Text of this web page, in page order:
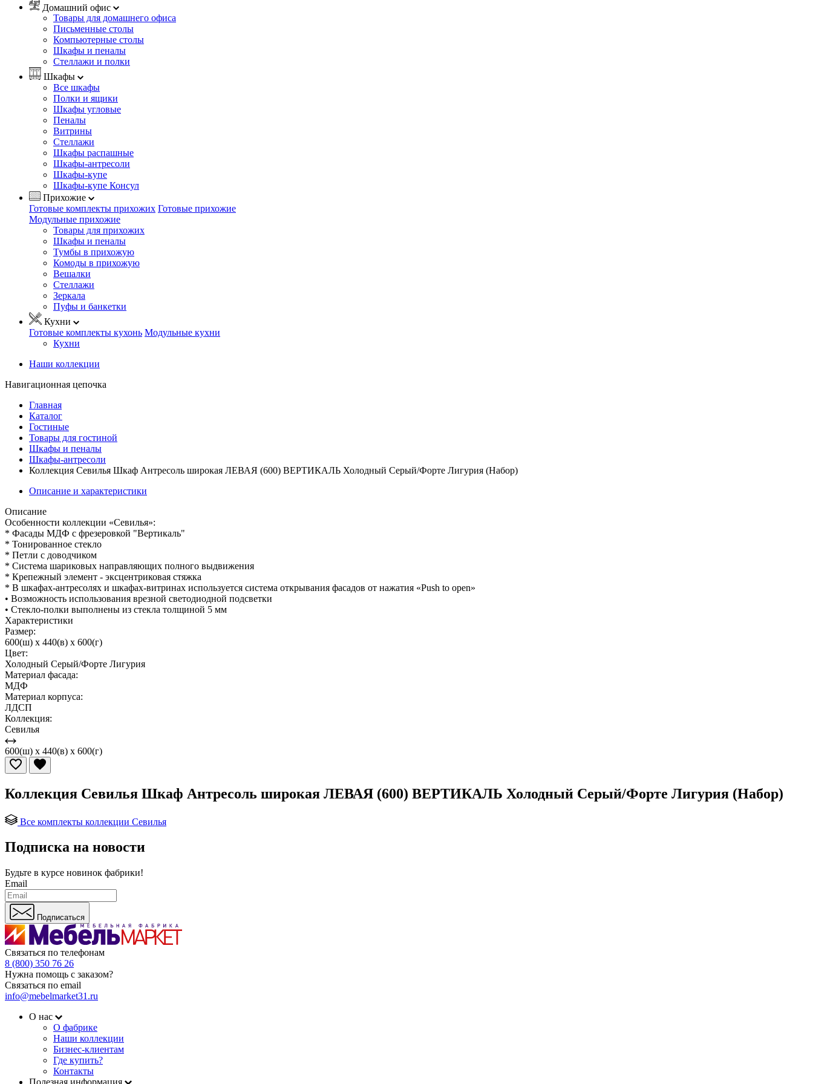
Домашний офис
Товары для домашнего офиса
Письменные столы
Компьютерные столы
Шкафы и пеналы
Стеллажи и полки
Шкафы
Все шкафы
Полки и ящики
Шкафы угловые
Пеналы
Витрины
Стеллажи
Шкафы распашные
Шкафы-антресоли
Шкафы-купе
Шкафы-купе Консул
Прихожие
Готовые комплекты прихожих Готовые прихожие
Модульные прихожие
Товары для прихожих
Шкафы и пеналы
Тумбы в прихожую
Комоды в прихожую
Вешалки
Стеллажи
Зеркала
Пуфы и банкетки
Кухни
Готовые комплекты кухонь Модульные кухни
Кухни
Наши коллекции
Навигационная цепочка
Главная
Каталог
Гостиные
Товары для гостиной
Шкафы и пеналы
Шкафы-антресоли
Коллекция Севилья Шкаф Антресоль широкая ЛЕВАЯ (600) ВЕРТИКАЛЬ Холодный Серый/Форте Лигурия (Набор)
Описание и характеристики
Описание
Особенности коллекции «Севилья»:
* Фасады МДФ с фрезеровкой "Вертикаль"
* Тонированное стекло
* Петли с доводчиком
* Система шариковых направляющих полного выдвижения
* Крепежный элемент - эксцентриковая стяжка
* В шкафах-антресолях и шкафах-витринах используется система открывания фасадов от нажатия «Push to open»
• Возможность использования врезной светодиодной подсветки
• Стекло-полки выполнены из стекла толщиной 5 мм
Характеристики
Размер:
600(ш) x 440(в) x 600(г)
Цвет:
Холодный Серый/Форте Лигурия
Материал фасада:
МДФ
Материал корпуса:
ЛДСП
Коллекция:
Севилья
600(ш) x 440(в) x 600(г)
Коллекция Севилья Шкаф Антресоль широкая ЛЕВАЯ (600) ВЕРТИКАЛЬ Холодный Серый/Форте Лигурия (Набор)
Все комплекты коллекции Севилья
Подписка на новости
Будьте в курсе новинок фабрики!
Email
Подписаться
Связаться по телефонам
8 (800) 350 76 26
Нужна помощь с заказом?
Связаться по email
info@mebelmarket31.ru
О нас
О фабрике
Наши коллекции
Бизнес-клиентам
Где купить?
Контакты